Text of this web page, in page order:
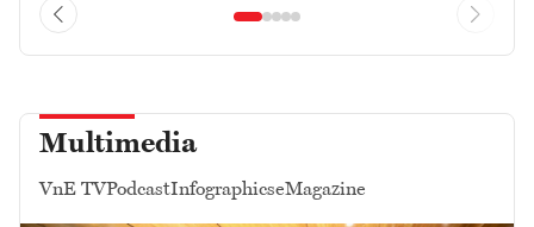
Multimedia
VnE TVPodcastInfographicseMagazine